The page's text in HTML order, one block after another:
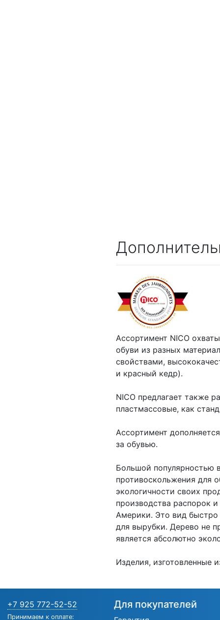
Ассортимент NICO
обуви из разных
свойствами,
и красный кедр).
NICO предлагает также
пластмассовые, как
Ассортимент
за обувью.
Большой популярностью
противоскольжения для
экологичности своих
производства распорок
Америки. Это вид быстро
для вырубки. Дерево не
является абсолютно
Изделия, изготовленные
+7 925 772-52-52
Принимаем к оплате:
Для покупателей